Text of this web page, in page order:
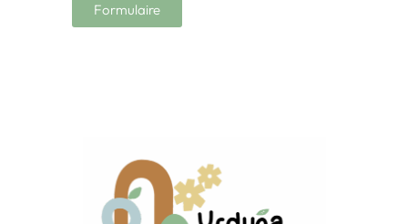
Formulaire